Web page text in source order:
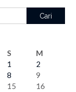
Cari
S
M
1
2
8
9
15
16